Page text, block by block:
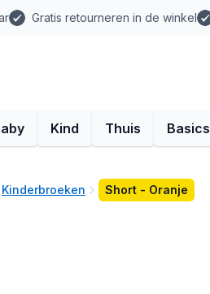
Gratis retourneren in de winkel
Kind Thuis Basics
Kinderbroeken Short - Oranje